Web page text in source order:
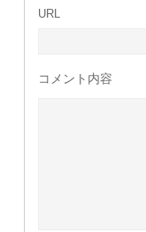
URL
コメント内容